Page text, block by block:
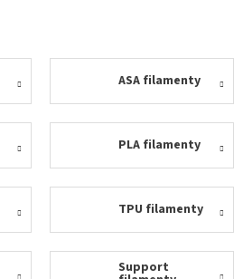
ASA filamenty
PLA filamenty
TPU filamenty
Support